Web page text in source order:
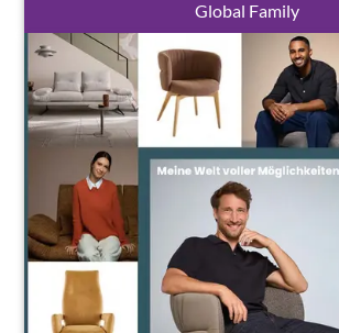
Global Family